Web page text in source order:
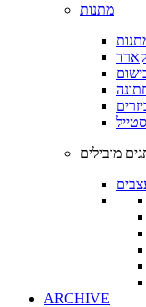
מתנות
מובילים
ARCHIVE